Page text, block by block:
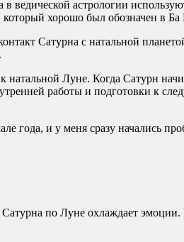
ведической астрологии
хорошо был обозначен в
Сатурна с натальной
Луне. Когда Сатурн
работы и подготовки к
года, и у меня сразу начались
по Луне охлаждает